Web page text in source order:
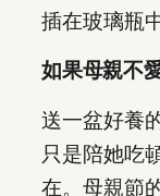
插在玻璃瓶
如果母親不
送一盆好養
只是陪她吃
在。母親節